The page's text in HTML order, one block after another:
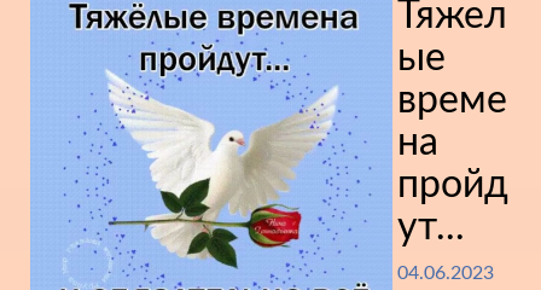
Тяжел
ые
време
на
пройд
ут...
04.06.2023